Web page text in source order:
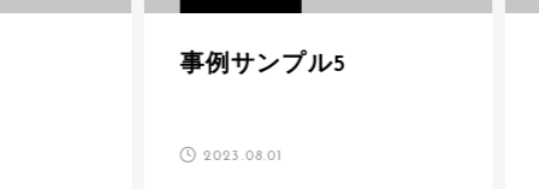
事例サンプル5
2023.08.01